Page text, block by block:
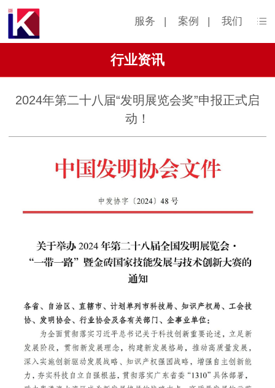
服务 | 案例 | 我们
行业资讯
2024年第二十八届“发明展览会奖”申报正式启
动！